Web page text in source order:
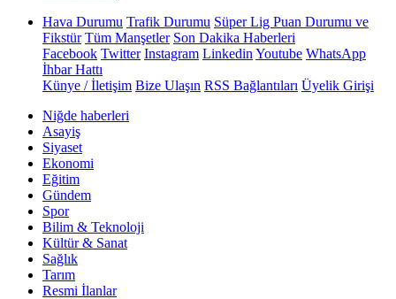
Hava Durumu Trafik Durumu Süper Lig Puan Durumu ve
Fikstür Tüm Manşetler Son Dakika Haberleri
Facebook Twitter Instagram Linkedin Youtube WhatsApp
İhbar Hattı
Künye / İletişim Bize Ulaşın RSS Bağlantıları Üyelik Girişi
Niğde haberleri
Asayiş
Siyaset
Ekonomi
Eğitim
Gündem
Spor
Bilim & Teknoloji
Kültür & Sanat
Sağlık
Tarım
Resmi İlanlar